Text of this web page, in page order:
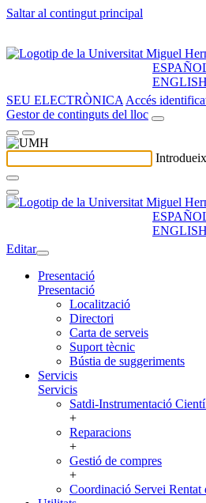
Saltar al contingut principal
ENGLISH
SEU ELECTRÒNICA Accés
Gestor de continguts del lloc
ENGLISH
Editar
Presentació
Presentació
Localització
Directori
Carta de serveis
Suport tècnic
Bústia de suggeriments
Servicis
Servicis
Satdi-Instrumentació
+
Reparacions
+
Gestió de compres
+
Coordinació Servei Rentat